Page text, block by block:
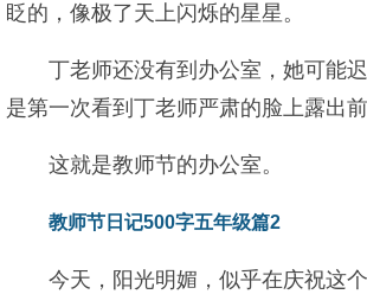
眨的，像极了天上闪烁的星星。
丁老师还没有到办公室，她可能
是第一次看到丁老师严肃的脸上露出
这就是教师节的办公室。
教师节日记500字五年级篇2
今天，阳光明媚，似乎在庆祝这